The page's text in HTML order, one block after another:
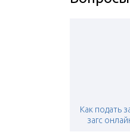
Как подать
загс